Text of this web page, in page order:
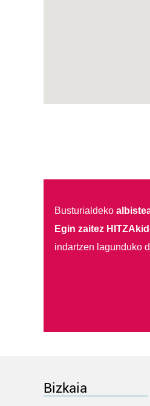
Busturialdeko
Egin zaitez
indartzen lagunduko
Bizkaia